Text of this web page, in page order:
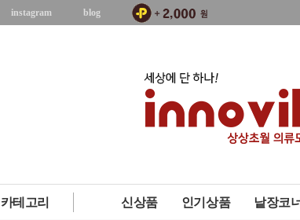
instagram blog
테고리 신상품 인기상품 낱장코너